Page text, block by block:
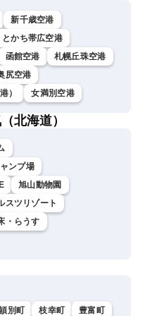
新千歳空港
とかち帯広空港
函館空港
札幌丘珠空港
尻空港
）
女満別空港
北海道）
ンプ場
旭山動物園
スツリゾート
・らうす
別町 枝幸町
豊富町